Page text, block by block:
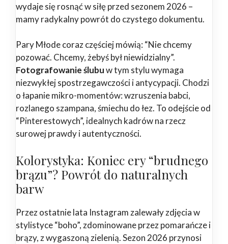
wydaje się rosnąć w siłę przed sezonem 2026 –
mamy radykalny powrót do czystego dokumentu.
Pary Młode coraz częściej mówią: “Nie chcemy
pozować. Chcemy, żebyś był niewidzialny”.
Fotografowanie ślubuw tym stylu wymaga
niezwykłej spostrzegawczości i antycypacji. Chodzi
o łapanie mikro-momentów: wzruszenia babci,
rozlanego szampana, śmiechu do łez. To odejście od
“Pinterestowych”, idealnych kadrów na rzecz
surowej prawdy i autentyczności.
Kolorystyka: Koniec ery “brudnego
brązu”? Powrót do naturalnych
barw
Przez ostatnie lata Instagram zalewały zdjęcia w
stylistyce “boho”, zdominowane przez pomarańcze i
brązy, z wygaszoną zielenią. Sezon 2026 przynosi